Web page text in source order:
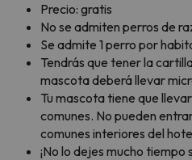
Precio: gratis
No se admiten perros de
Se admite 1 perro por
Tendrás que tener la
mascota deberá llevar
Tu mascota tiene que
comunes. No pueden
comunes interiores del
¡No lo dejes mucho tiempo